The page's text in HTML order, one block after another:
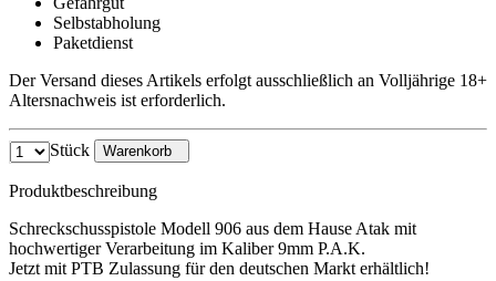
Selbstabholung
Paketdienst
Der Versand dieses Artikels erfolgt ausschließlich an Volljährige 18+
Altersnachweis ist erforderlich.
Stück Warenkorb
Produktbeschreibung
Schreckschusspistole Modell 906 aus dem Hause Atak mit
hochwertiger Verarbeitung im Kaliber 9mm P.A.K.
Jetzt mit PTB Zulassung für den deutschen Markt erhältlich!